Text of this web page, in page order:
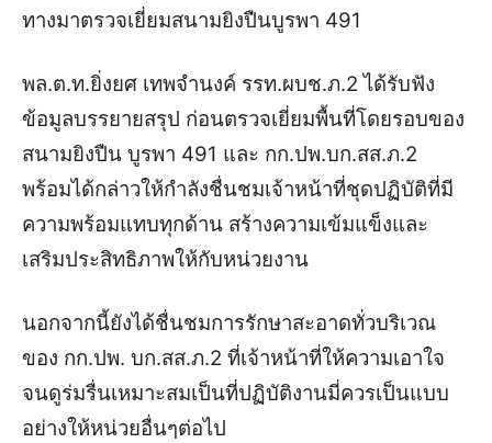
ทางมาตรวจเยี่ยมสนามยิงปืนบูรพา 491
พล.ต.ท.ยิ่งยศ เทพจำนงค์ รรท.ผบช.ภ.2 ได้รับฟัง
ข้อมูลบรรยายสรุป ก่อนตรวจเยี่ยมพื้นที่โดยรอบของ
สนามยิงปืน บูรพา 491 และ กก.ปพ.บก.สส.ภ.2
พร้อมได้กล่าวให้กำลังชื่นชมเจ้าหน้าที่ชุดปฏิบัติที่มี
ความพร้อมแทบทุกด้าน สร้างความเข้มแข็งและ
เสริมประสิทธิภาพให้กับหน่วยงาน
นอกจากนี้ยังได้ชื่นชมการรักษาสะอาดทั่วบริเวณ
ของ กก.ปพ. บก.สส.ภ.2 ที่เจ้าหน้าที่ให้ความเอาใจ
จนดูร่มรื่นเหมาะสมเป็นที่ปฏิบัติงานมี่ควรเป็นแบบ
อย่างให้หน่วยอื่นๆต่อไป